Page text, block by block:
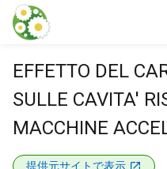
本文に飛ぶ
EFFETTO DEL
SULLE CAVITA'
MACCHINE
提供元サイトで表示